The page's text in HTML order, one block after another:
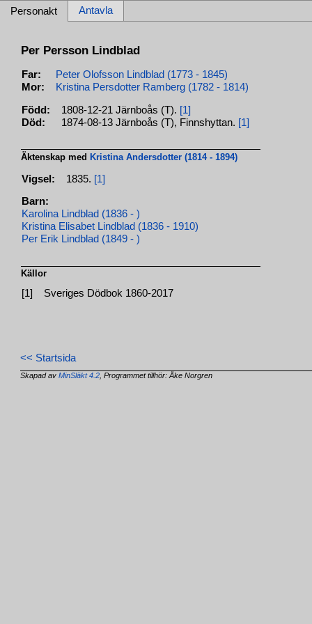
Personakt Antavla
Per Persson Lindblad
Far:
Peter Olofsson Lindblad (1773 - 1845)
Mor:
Kristina Persdotter Ramberg (1782 - 1814)
Född: 1808-12-21 Järnboås (T). [1]
Död:
1874-08-13 Järnboås (T), Finnshyttan. [1]
Äktenskap med Kristina Andersdotter (1814 - 1894)
Vigsel: 1835. [1]
Barn:
Karolina Lindblad (1836 - )
Kristina Elisabet Lindblad (1836 - 1910)
Per Erik Lindblad (1849 - )
Källor
[1] Sveriges Dödbok 1860-2017
<< Startsida
Skapad avMinSläkt 4.2 , Programmet tillhör: Åke Norgren